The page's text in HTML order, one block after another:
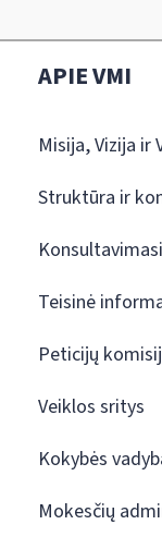
APIE VMI
Misija, Vizija ir
Struktūra ir
Teisinė
Peticijų
Veiklos sritys
Kokybės
Mokesčių